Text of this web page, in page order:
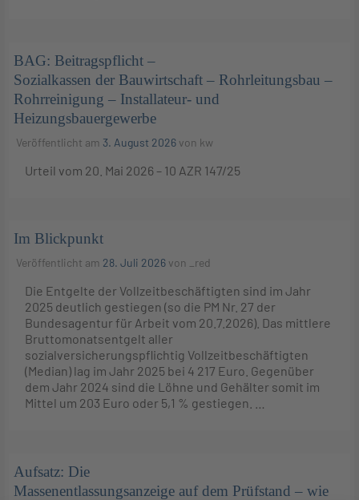
BAG: Beitragspflicht –
Sozialkassen der Bauwirtschaft – Rohrleitungsbau –
Rohrreinigung – Installateur- und
Heizungsbauergewerbe
Veröffentlicht am 3. August 2026von kw
Urteil vom 20. Mai 2026 – 10 AZR 147/25
Im Blickpunkt
Veröffentlicht am 28. Juli 2026von _red
Die Entgelte der Vollzeitbeschäftigten sind im Jahr
2025 deutlich gestiegen (so die PM Nr. 27 der
Bundesagentur für Arbeit vom 20.7.2026). Das mittlere
Bruttomonatsentgelt aller
sozialversicherungspflichtig Vollzeitbeschäftigten
(Median) lag im Jahr 2025 bei 4 217 Euro. Gegenüber
dem Jahr 2024 sind die Löhne und Gehälter somit im
Mittel um 203 Euro oder 5,1 % gestiegen. …
Aufsatz: Die
Massenentlassungsanzeige auf dem Prüfstand – wie